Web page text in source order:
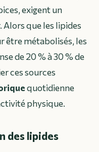
exigent un
que les lipides
être métabolisés, les
de 20 % à 30 % de
ces sources
quotidienne
physique.
des lipides